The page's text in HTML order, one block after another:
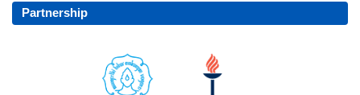
Partnership